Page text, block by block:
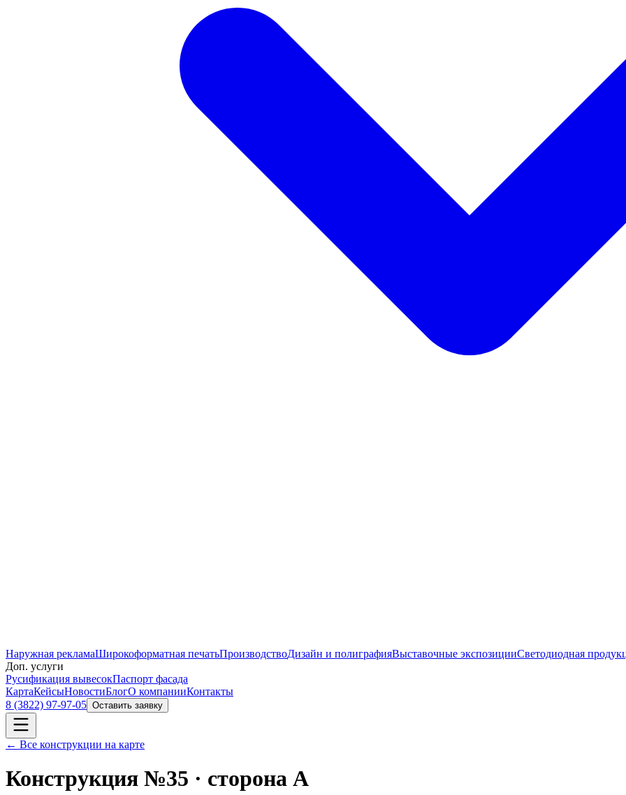
Наружная рекламаШирокоформатная печатьПроизводствоДизайн и полиграфияВыставочные экспозицииСветодиодная
Доп. услуги
Русификация вывесокПаспорт фасада
КартаКейсыНовостиБлогО компанииКонтакты
8 (3822) 97-97-05 Оставить заявку
← Все конструкции на карте
Конструкция №35 · сторона A